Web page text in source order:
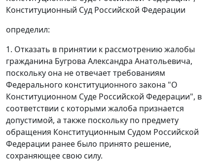
Конституционный Суд Российской Федерации
определил:
1. Отказать в принятии к рассмотрению жалобы
гражданина Бугрова Александра Анатольевича,
поскольку она не отвечает требованиям
Федерального конституционного закона "О
Конституционном Суде Российской Федерации", в
соответствии с которыми жалоба признается
допустимой, а также поскольку по предмету
обращения Конституционным Судом Российской
Федерации ранее было принято решение,
сохраняющее свою силу.